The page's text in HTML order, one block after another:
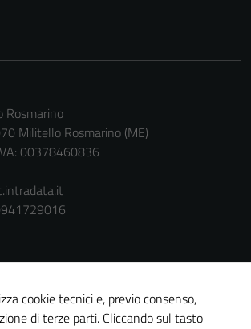
Rosmarino
Militello Rosmarino (ME)
00378460836
cookie tecnici e, previo consenso,
di terze parti. Cliccando sul tasto